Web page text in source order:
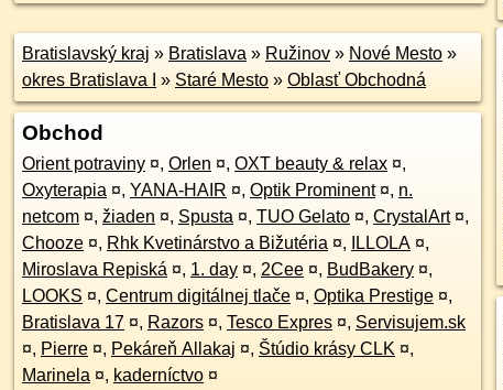
Bratislavský kraj » Bratislava » Ružinov » Nové Mesto »
okres Bratislava I
» Staré Mesto » Oblasť Obchodná
Obchod
Orient potraviny ¤, Orlen ¤, OXT beauty & relax ¤,
Oxyterapia ¤, YANA-HAIR ¤, Optik Prominent ¤, n.
netcom ¤, žiaden ¤, Spusta ¤, TUO Gelato ¤, CrystalArt ¤,
Chooze ¤, Rhk Kvetinárstvo a Bižutéria ¤, ILLOLA ¤,
Miroslava Repiská ¤, 1. day ¤, 2Cee ¤, BudBakery ¤,
LOOKS ¤, Centrum digitálnej tlače ¤, Optika Prestige ¤,
Bratislava 17 ¤, Razors ¤, Tesco Expres ¤, Servisujem.sk
¤, Pierre ¤, Pekáreň Allakaj ¤, Štúdio krásy CLK ¤,
Marinela ¤, kaderníctvo ¤